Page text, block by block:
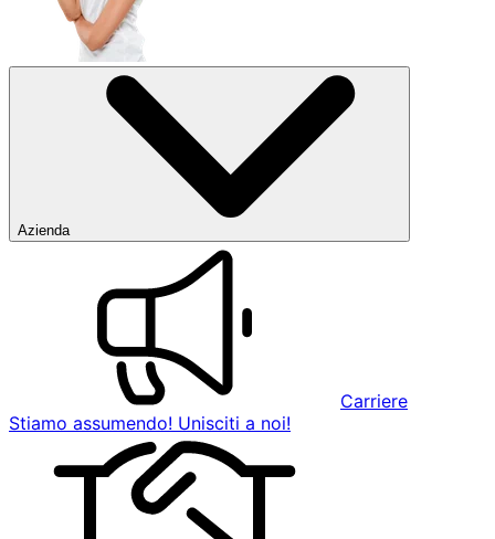
Azienda
Carriere
Stiamo assumendo! Unisciti a noi!